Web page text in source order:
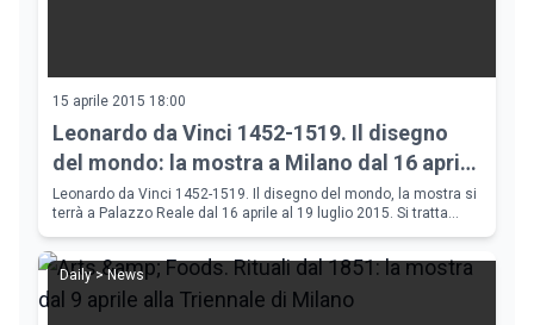
15 aprile 2015 18:00
Leonardo da Vinci 1452-1519. Il disegno
del mondo: la mostra a Milano dal 16 aprile
al 19 luglio 2015
Leonardo da Vinci 1452-1519. Il disegno del mondo, la mostra si
terrà a Palazzo Reale dal 16 aprile al 19 luglio 2015. Si tratta
Daily > News